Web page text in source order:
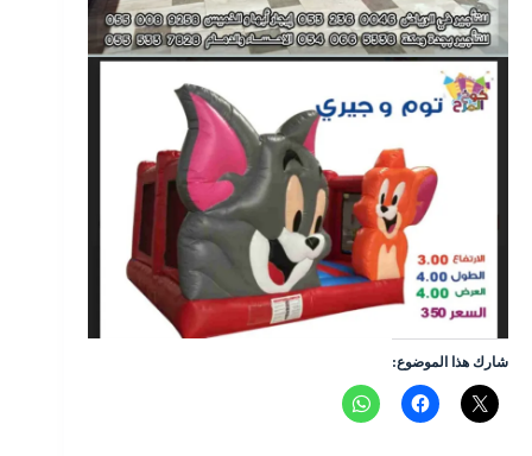
شارك هذا الموضوع: